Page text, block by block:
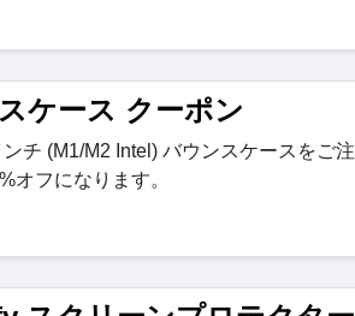
ケース クーポン
チ (M1/M2 Intel) バウンスケースをご注
オフになります。